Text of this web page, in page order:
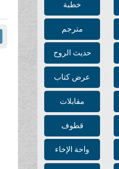
خطبة
مترجم
حديث الروح
عرض كتاب
مقابلات
قطوف
واحة الإخاء